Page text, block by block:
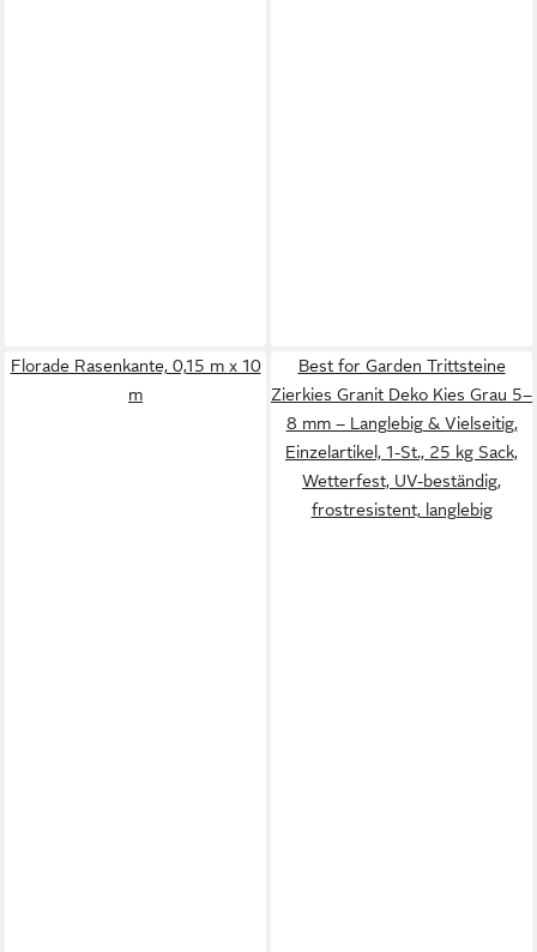
Florade Rasenkante, 0,15 m x 10
m
Best for Garden Trittsteine
Zierkies Granit Deko Kies Grau 5–
8 mm – Langlebig & Vielseitig,
Einzelartikel, 1-St., 25 kg Sack,
Wetterfest, UV-beständig,
frostresistent, langlebig